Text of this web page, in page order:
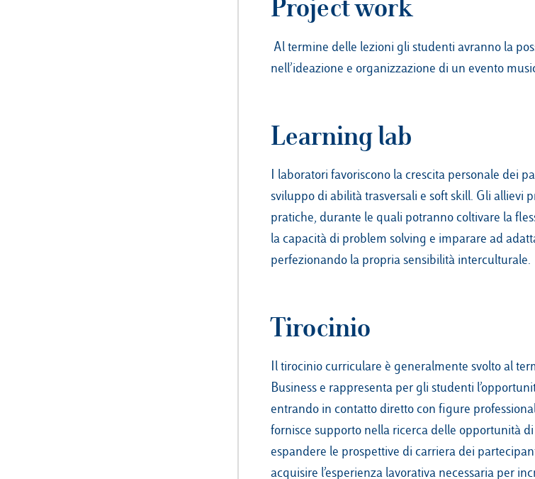
Project work
Al termine delle lezioni gli studenti avranno la
nell’ideazione e organizzazione di un evento
Learning lab
I laboratori favoriscono la crescita personale dei
sviluppo di abilità trasversali e soft skill. Gli allievi
pratiche, durante le quali potranno coltivare la
la capacità di problem solving e imparare ad
perfezionando la propria sensibilità interculturale.
Tirocinio
Il tirocinio curriculare è generalmente svolto al
Business e rappresenta per gli studenti
entrando in contatto diretto con figure
fornisce supporto nella ricerca delle opportunità
espandere le prospettive di carriera dei
acquisire l’esperienza lavorativa necessaria per